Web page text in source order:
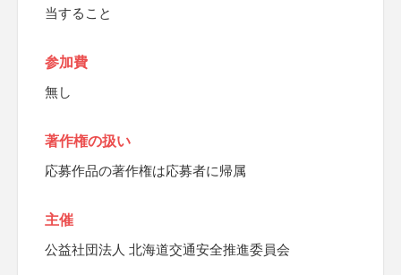
当すること
参加費
無し
著作権の扱い
応募作品の著作権は応募者に帰属
主催
公益社団法人 北海道交通安全推進委員会